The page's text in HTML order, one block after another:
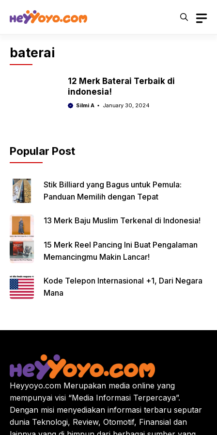
baterai
12 Merk Baterai Terbaik di
indonesia!
Silmi A January 30, 2024
Popular Post
Stik Billiard yang Bagus untuk Pemula:
Panduan Memilih dengan Tepat
13 Merk Baju Muslim Terkenal di Indonesia!
15 Merk Reel Pancing Ini Buat Pengalaman
Memancingmu Makin Lancar!
Kode Telepon Internasional +1, Dari Negara
Mana
Heyyoyo.com Merupakan media online yang
mempunyai visi “Media Informasi Terpercaya”.
Dengan misi menyediakan informasi terbaru seputar
dunia Teknologi, Review, Otomotif, Finansial dan